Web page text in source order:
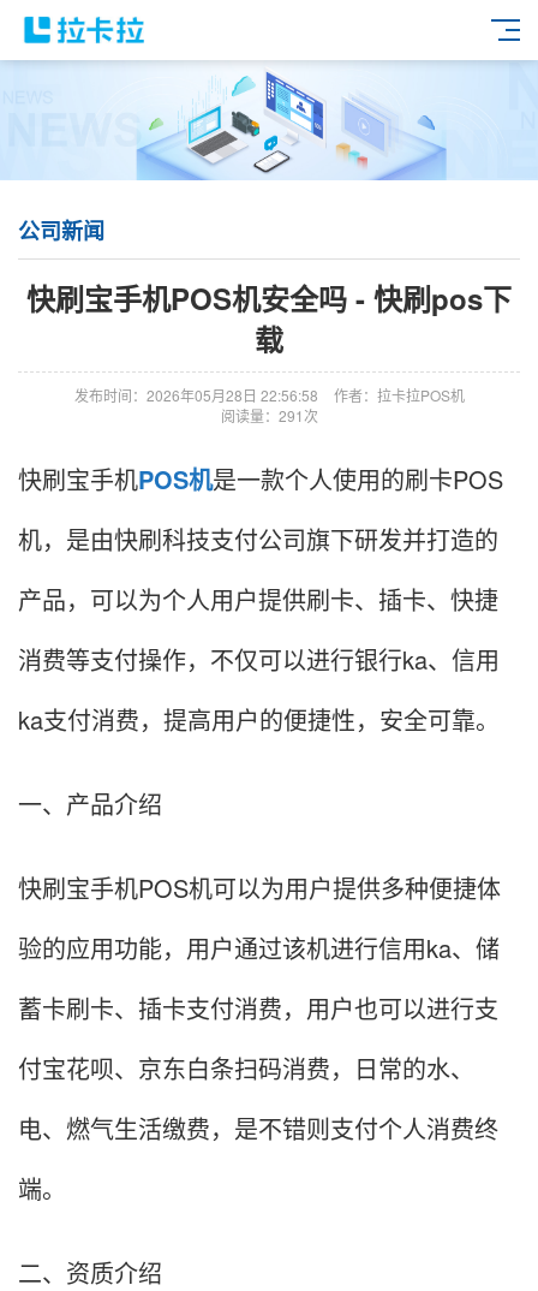
公司新闻
快刷宝手机POS机安全吗 - 快刷pos下
载
发布时间：2026年05月28日 22:56:58
作者：拉卡拉POS机
阅读量：291次
快刷宝手机POS机是一款个人使用的刷卡POS
机，是由快刷科技支付公司旗下研发并打造的
产品，可以为个人用户提供刷卡、插卡、快捷
消费等支付操作，不仅可以进行银行ka、信用
ka支付消费，提高用户的便捷性，安全可靠。
一、产品介绍
快刷宝手机POS机可以为用户提供多种便捷体
验的应用功能，用户通过该机进行信用ka、储
蓄卡刷卡、插卡支付消费，用户也可以进行支
付宝花呗、京东白条扫码消费，日常的水、
电、燃气生活缴费，是不错则支付个人消费终
端。
二、资质介绍